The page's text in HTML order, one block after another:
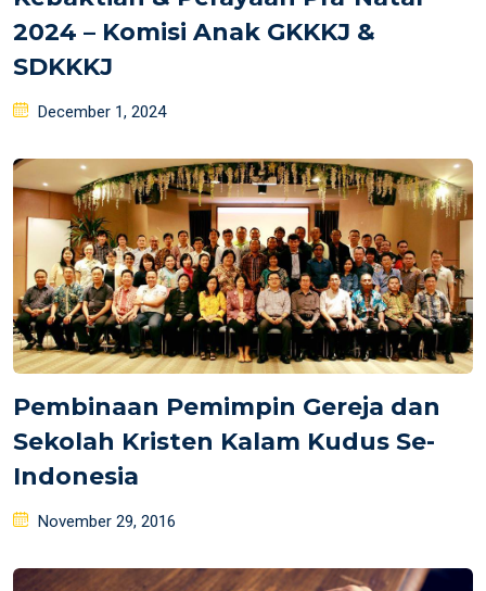
2024 – Komisi Anak GKKKJ &
SDKKKJ
Posted
December 1, 2024
Pembinaan Pemimpin Gereja dan
Sekolah Kristen Kalam Kudus Se-
Indonesia
Posted
November 29, 2016